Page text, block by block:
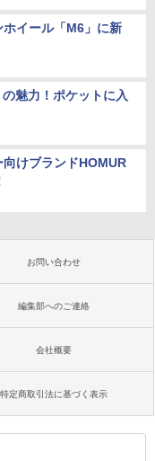
イール「M6」に新
魅力！ポケットに入
けブランドHOMUR
お問い合わせ
編集部へのご連絡
会社概要
特定商取引法に基づく表示